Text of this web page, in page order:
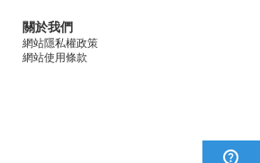
關於我們
網站隱私權政策
網站使用條款